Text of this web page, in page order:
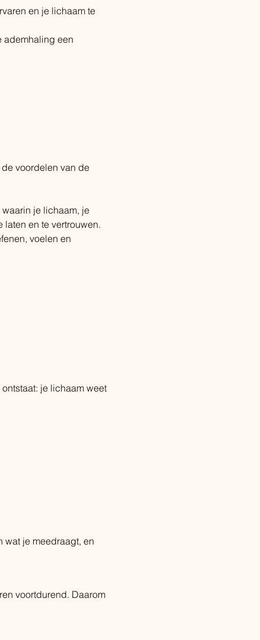
en je lichaam te
ademhaling een
voordelen van de
waarin je lichaam, je
en te vertrouwen.
voelen en
je lichaam weet
wat je meedraagt, en
voortdurend. Daarom